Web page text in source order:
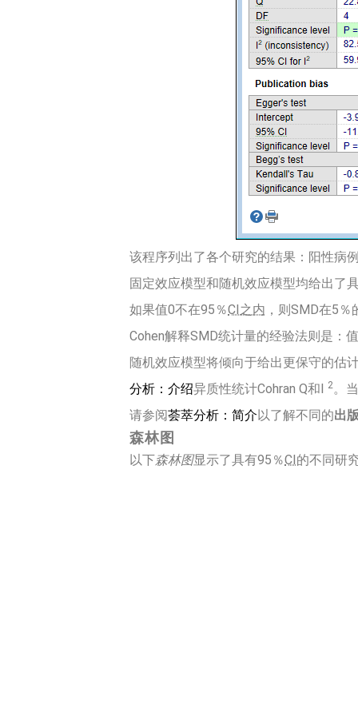
该程序列出了各个研究的结果：阳性病
固定效应模型和随机效应模型均给出了
如果值0不在95％CI之内 ，则SMD在5
Cohen解释SMD统计量的经验法则是：
随机效应模型将倾向于给出更保守的估
分析：介绍异质性统计Cohran Q和I 2。
请参阅荟萃分析：简介以了解不同的出
森林图
以下森林图显示了具有95％CI的不同研